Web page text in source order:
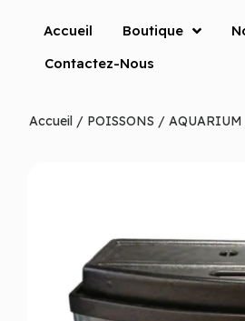
Accueil Boutique
Contactez-Nous
Accueil / POISSONS / AQUARIUM